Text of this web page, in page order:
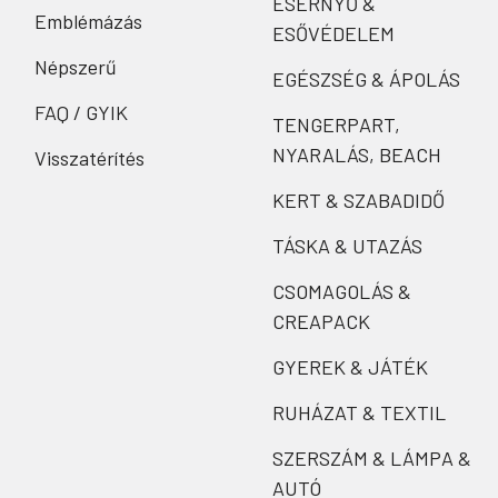
Emblémázás
Népszerű
FAQ / GYIK
Visszatérítés
ESŐVÉDELEM
EGÉSZSÉG & ÁPOLÁS
TENGERPART,
NYARALÁS, BEACH
KERT & SZABADIDŐ
TÁSKA & UTAZÁS
CSOMAGOLÁS &
CREAPACK
GYEREK & JÁTÉK
RUHÁZAT & TEXTIL
SZERSZÁM & LÁMPA &
AUTÓ